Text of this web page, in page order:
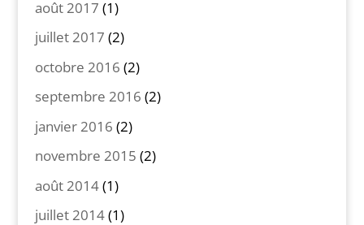
août 2017 (1)
juillet 2017 (2)
octobre 2016 (2)
septembre 2016 (2)
janvier 2016 (2)
novembre 2015 (2)
août 2014(1)
juillet 2014(1)